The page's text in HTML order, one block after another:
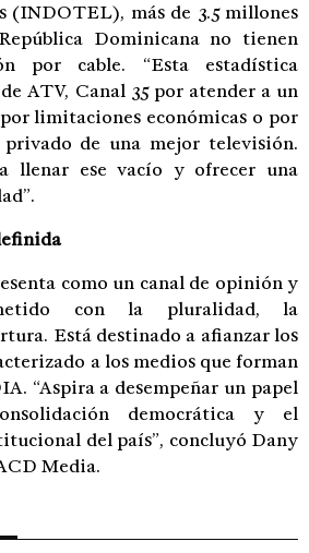
(INDOTEL), más de 3.5 millones
Dominicana no tienen
por cable. “Esta estadística
ATV, Canal 35 por atender a un
limitaciones económicas o por
privado de una mejor televisión.
llenar ese vacío y ofrecer una
como un canal de opinión y
con la pluralidad, la
Está destinado a afianzar los
a los medios que forman
“Aspira a desempeñar un papel
democrática y el
del país”, concluyó Dany
Media.